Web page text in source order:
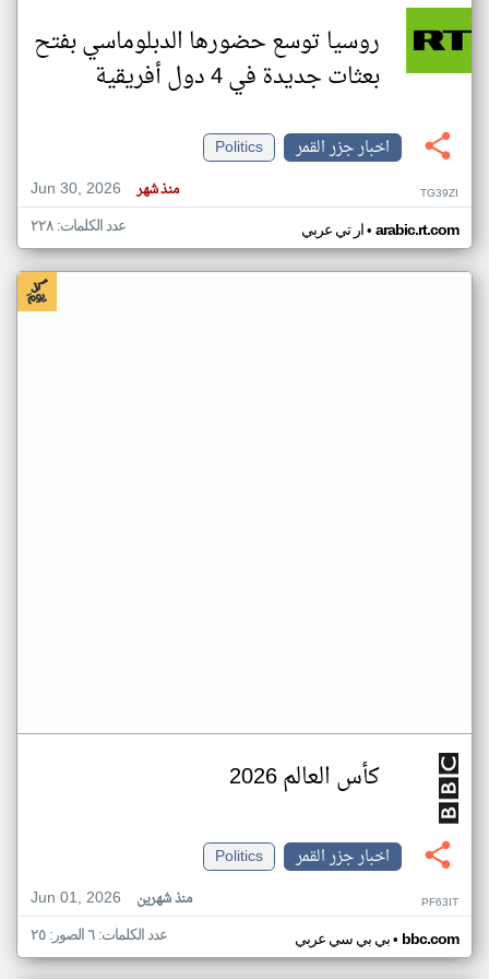
روسيا توسع حضورها الدبلوماسي بفتح
بعثات جديدة في 4 دول أفريقية
اخبار جزر القمر
Politics
Jun 30, 2026
منذ شهر TG39ZI
ار تي عربي• arabic.rt.com عدد الكلمات: ٢٢٨
كأس العالم 2026
اخبار جزر القمر
Politics
Jun 01, 2026
منذ شهرين PF63IT
بي بي سي عربي• bbc.com عدد الكلمات: ٦ الصور: ٢٥